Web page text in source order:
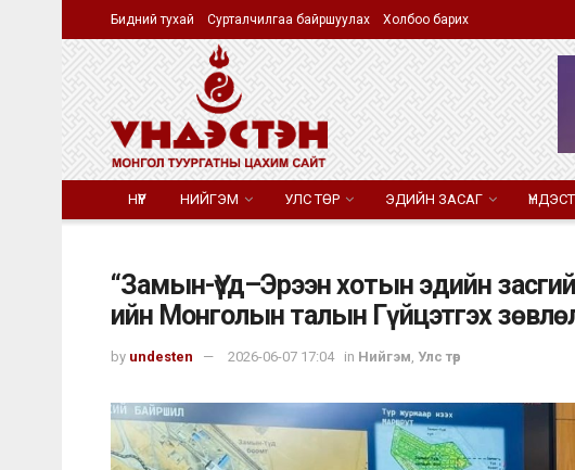
Бидний тухай Сурталчилгаа байршуулах Холбоо барих
НҮҮР НИЙГЭМ УЛС ТӨР ЭДИЙН ЗАСАГ
“Замын-Үүд–Эрээн хотын эдийн
ийн Монголын талын Гүйцэтгэх
by undesten 2026-06-07 17:04 in Нийгэм, Улс төр